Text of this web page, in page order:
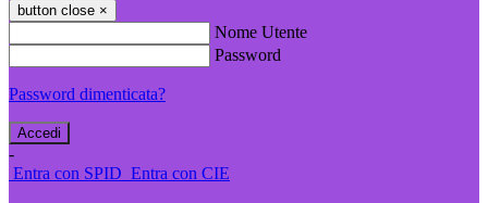
button close ×
Nome Utente
Password
Password dimenticata?
-
Entra con SPID Entra con CIE